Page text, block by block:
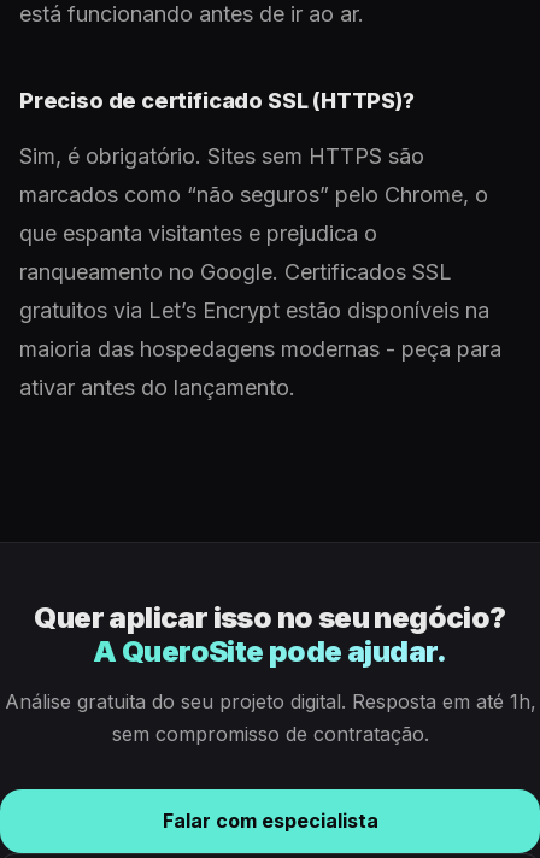
está funcionando antes de ir ao ar.
Preciso de certificado SSL (HTTPS)?
Sim, é obrigatório. Sites sem HTTPS são
marcados como “não seguros” pelo Chrome, o
que espanta visitantes e prejudica o
ranqueamento no Google. Certificados SSL
gratuitos via Let’s Encrypt estão disponíveis na
maioria das hospedagens modernas - peça para
ativar antes do lançamento.
Quer aplicar isso no seu negócio?
A QueroSite pode ajudar.
Análise gratuita do seu projeto digital. Resposta em até 1h,
sem compromisso de contratação.
Falar com especialista